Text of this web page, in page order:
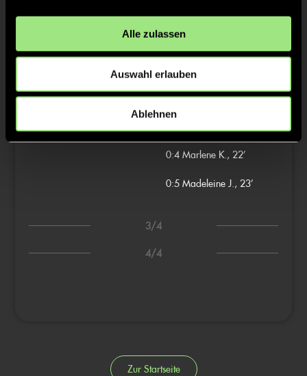
Alle zulassen
Auswahl erlauben
Ablehnen
2/4
0:3 Lara W., 17’
Leni L., 19’
0:4 Marlene K., 22’
0:5 Madeleine J., 23’
3/4
4/4
Zur Startseite